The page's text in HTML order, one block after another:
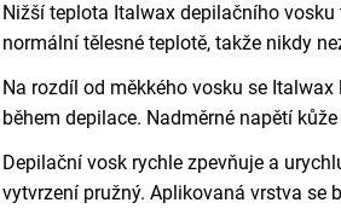
Nižší teplota Italwax depilačního vosku
normální tělesné teplotě, takže nikdy
Na rozdíl od měkkého vosku se Italwax
během depilace. Nadměrné napětí
Depilační vosk rychle zpevňuje a
vytvrzení pružný. Aplikovaná vrstva se